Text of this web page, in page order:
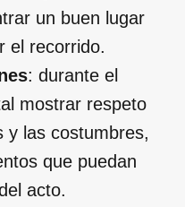
un buen lugar
el recorrido.
: durante el
mostrar respeto
y las costumbres,
que puedan
acto.